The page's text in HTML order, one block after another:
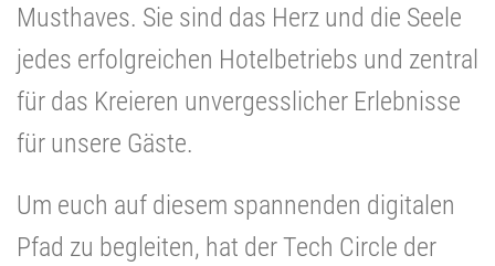
Musthaves. Sie sind das Herz und die Seele
jedes erfolgreichen Hotelbetriebs und zentral
für das Kreieren unvergesslicher Erlebnisse
für unsere Gäste.
Um euch auf diesem spannenden digitalen
Pfad zu begleiten, hat der Tech Circle der